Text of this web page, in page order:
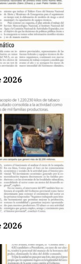
2026
2026